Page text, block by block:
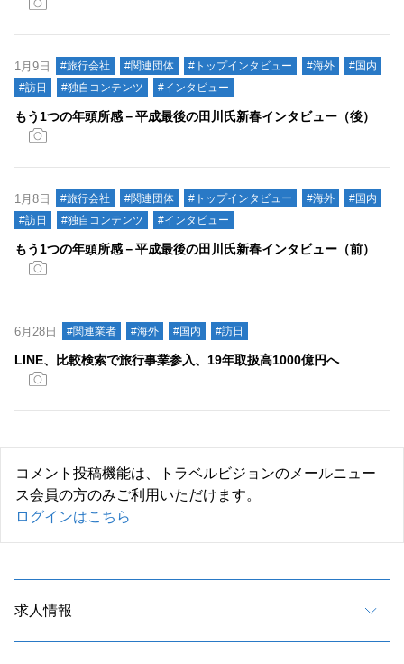
1月9日 #旅行会社 #関連団体 #トップインタビュー #海外
#国内
#訪日
#独自コンテンツ #インタビュー
もう1つの年頭所感－平成最後の田川氏新春インタビュー（後）
1月8日 #旅行会社 #関連団体 #トップインタビュー #海外
#国内
#訪日
#独自コンテンツ #インタビュー
もう1つの年頭所感－平成最後の田川氏新春インタビュー（前）
6月28日 #関連業者 #海外 #国内 #訪日
LINE、比較検索で旅行事業参入、19年取扱高1000億円へ
コメント投稿機能は、トラベルビジョンのメールニュー
ス会員の方のみご利用いただけます。
ログインはこちら
求人情報